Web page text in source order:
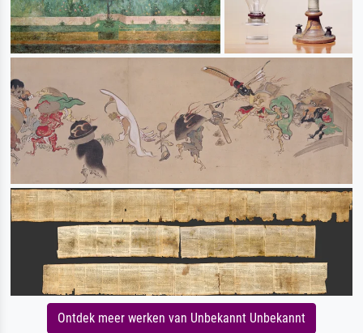
Ontdek meer werken van Unbekannt Unbekannt